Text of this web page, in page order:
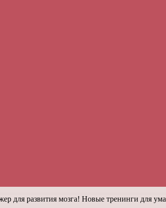
для развития мозга! Новые тренинги для ума